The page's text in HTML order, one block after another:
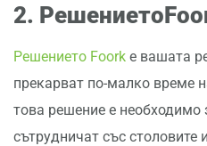
2. Решението
Решението Foork е вашата
прекарват по-малко време
това решение е необходимо
сътрудничат със столовите